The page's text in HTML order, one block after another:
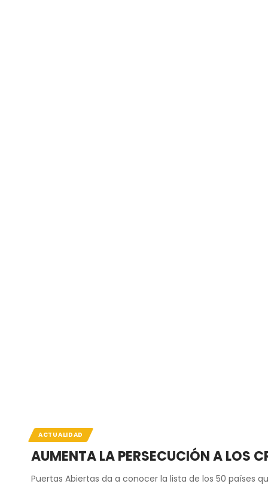
ACTUALIDAD
AUMENTA LA PERSECUCIÓN A LOS
Puertas Abiertas da a conocer la lista de los 50 países